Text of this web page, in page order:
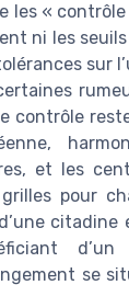
les «
ni les
sur
contrôle
et les
pour
citadine
d’un
se